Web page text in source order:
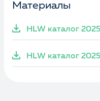
Материалы
HLW каталог
HLW каталог